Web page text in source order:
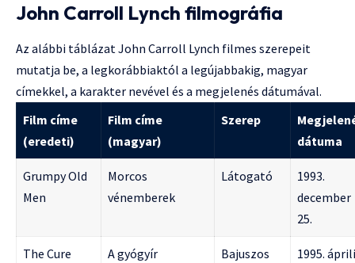
John Carroll Lynch filmográfia
Az alábbi táblázat John Carroll Lynch filmes szerepeit
mutatja be, a legkorábbiaktól a legújabbakig, magyar
címekkel, a karakter nevével és a megjelenés dátumával.
Film címe
(eredeti)
Film címe
(magyar)
Szerep
dátuma
Grumpy Old
Men
Morcos
vénemberek
Látogató
1993.
december
25.
The Cure A gyógyír
Bajuszos
1995.